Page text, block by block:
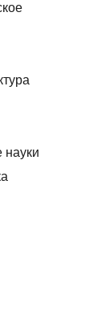
науки